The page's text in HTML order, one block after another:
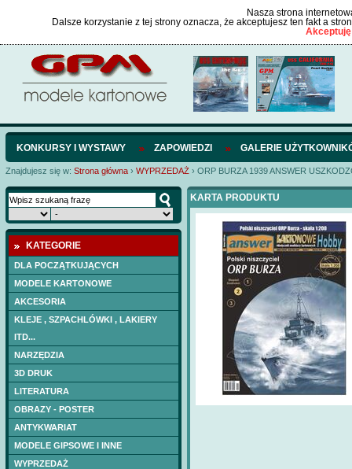
Nasza strona
Dalsze korzystanie z tej strony oznacza, że akceptujesz ten fakt a
KONKURSY I WYSTAWY ZAPOWIEDZI GALERIE
Znajdujesz się w: Strona główna › WYPRZEDAŻ › ORP BURZA 1939 ANSWER
KATEGORIE
DLA POCZĄTKUJĄCYCH
MODELE KARTONOWE
AKCESORIA
KLEJE , SZPACHLÓWKI , LAKIERY
ITD...
NARZĘDZIA
3D DRUK
LITERATURA
OBRAZY - POSTER
ANTYKWARIAT
MODELE GIPSOWE I INNE
WYPRZEDAŻ
KARTA PRODUKTU